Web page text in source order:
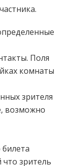
Поля
комнаты
зрителя
возможно
зритель